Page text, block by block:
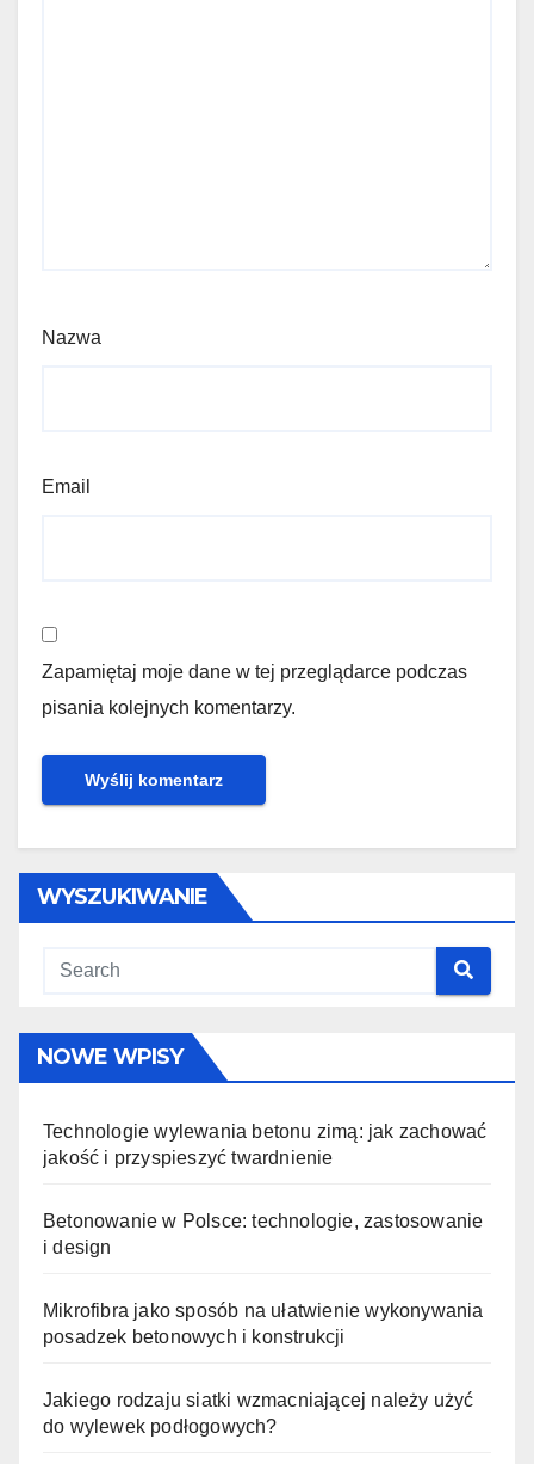
Nazwa
Email
Zapamiętaj moje dane w tej przeglądarce podczas
pisania kolejnych komentarzy.
WYSZUKIWANIE
NOWE WPISY
Technologie wylewania betonu zimą: jak zachować
jakość i przyspieszyć twardnienie
Betonowanie w Polsce: technologie, zastosowanie
i design
Mikrofibra jako sposób na ułatwienie wykonywania
posadzek betonowych i konstrukcji
Jakiego rodzaju siatki wzmacniającej należy użyć
do wylewek podłogowych?